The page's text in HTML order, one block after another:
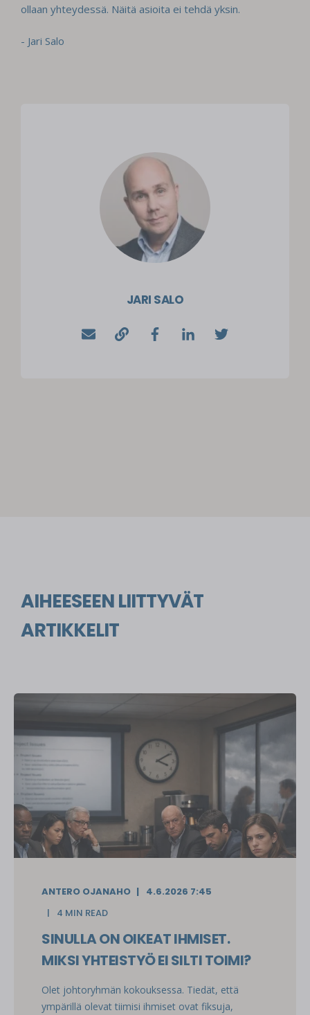
ollaan yhteydessä. Näitä asioita ei tehdä yksin.
- Jari Salo
JARI SALO
AIHEESEEN LIITTYVÄT
ARTIKKELIT
ANTERO OJANAHO
4.6.2026 7:45
4 MIN READ
SINULLA ON OIKEAT IHMISET.
MIKSI YHTEISTYÖ EI SILTI TOIMI?
Olet johtoryhmän kokouksessa. Tiedät, että
ympärillä olevat tiimisi ihmiset ovat fiksuja,